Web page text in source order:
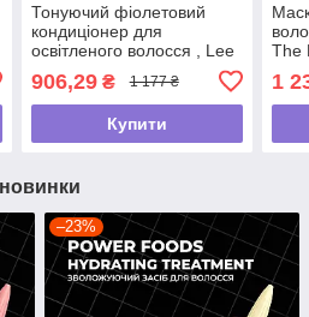
Тонуючий фіолетовий
кондиціонер для
освітленого волосся , Lee
Purple ,250мл
906,29₴ 1 177 ₴
Купити
The
1
новинки
–23%